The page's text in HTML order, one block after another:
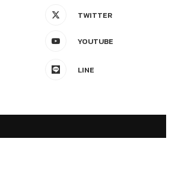
TWITTER
YOUTUBE
LINE